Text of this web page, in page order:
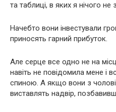
та таблиці, в яких я нічого не
Начебто вони інвестували
приносять гарний прибуток.
Але серце все одно не на
навіть не повідомила мене і
спиною. А якщо вони з
виставлять надвір,